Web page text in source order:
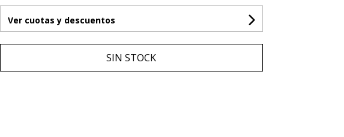
Ver cuotas y descuentos
SIN STOCK